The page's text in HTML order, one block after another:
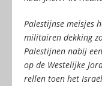
Palestijnse meisjes
militairen dekking
Palestijnen nabij
op de Westelijke
rellen toen het